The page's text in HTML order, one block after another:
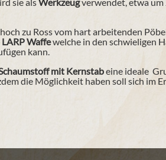
zu Ross vom hart arbeitenden
LARP Waffewelche in den schwieligen
kann.
mit Kernstabeine ideale
die Möglichkeit haben soll sich im